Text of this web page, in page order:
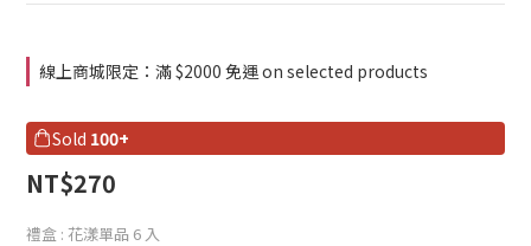
線上商城限定：滿 $2000 免運 on selected products
Sold 100+
NT$270
禮盒 : 花漾單品 6 入